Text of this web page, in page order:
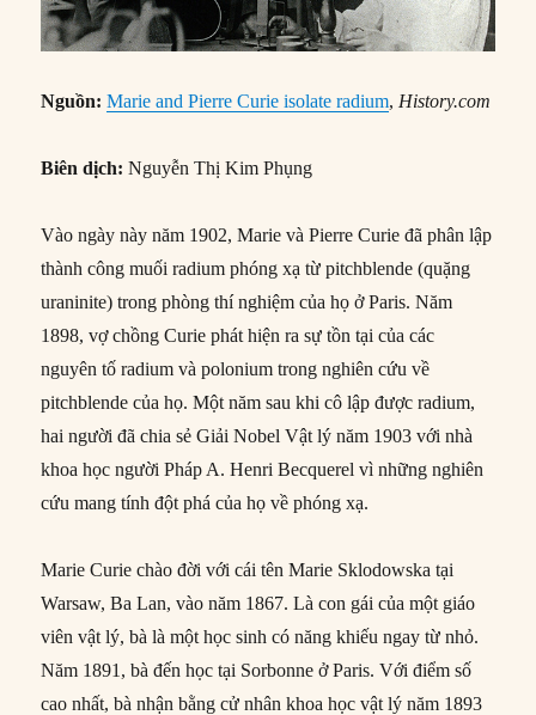
Nguồn: Marie and Pierre Curie isolate radium,History.com
Biên dịch:Nguyễn Thị Kim Phụng
Vào ngày này năm 1902, Marie và Pierre Curie đã phân lập
thành công muối radium phóng xạ từ pitchblende (quặng
uraninite) trong phòng thí nghiệm của họ ở Paris. Năm
1898, vợ chồng Curie phát hiện ra sự tồn tại của các
nguyên tố radium và polonium trong nghiên cứu về
pitchblende của họ. Một năm sau khi cô lập được radium,
hai người đã chia sẻ Giải Nobel Vật lý năm 1903 với nhà
khoa học người Pháp A. Henri Becquerel vì những nghiên
cứu mang tính đột phá của họ về phóng xạ.
Marie Curie chào đời với cái tên Marie Sklodowska tại
Warsaw, Ba Lan, vào năm 1867. Là con gái của một giáo
viên vật lý, bà là một học sinh có năng khiếu ngay từ nhỏ.
Năm 1891, bà đến học tại Sorbonne ở Paris. Với điểm số
cao nhất, bà nhận bằng cử nhân khoa học vật lý năm 1893